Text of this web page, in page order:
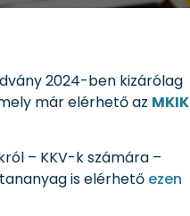
2024-ben kizárólag
már elérhető az MKIK
– KKV-k számára –
is elérhető ezen